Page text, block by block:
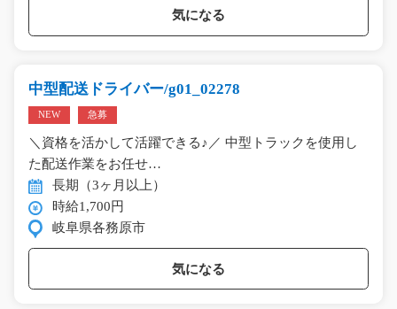
気になる
中型配送ドライバー/g01_02278
NEW 急募
＼資格を活かして活躍できる♪／ 中型トラックを使用し
た配送作業をお任せ…
長期（3ヶ月以上）
時給1,700円
岐阜県各務原市
気になる